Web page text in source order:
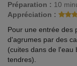
Préparation : 10
Appréciation :
Pour une entrée des
d'agrumes par des
(cuites dans de l'eau
tendres).